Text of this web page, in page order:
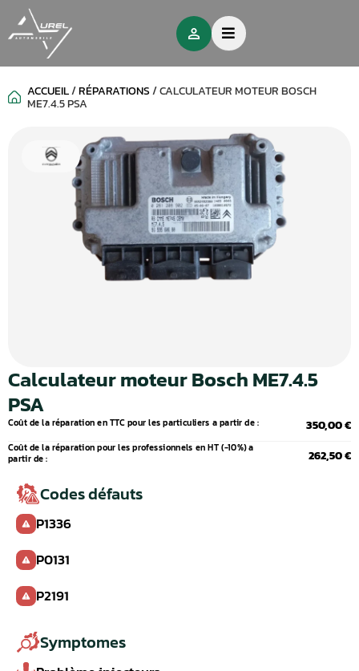
ACCUEIL/RÉPARATIONS/CALCULATEUR MOTEUR BOSCH
ME7.4.5 PSA
Calculateur moteur Bosch ME7.4.5
PSA
Coût de la réparation en TTC pour les particuliers a partir de : 350,00 €
Coût de la réparation pour les professionnels en HT (-10%) a
partir de :
262,50 €
Codes défauts
P1336
P0131
P2191
Symptomes